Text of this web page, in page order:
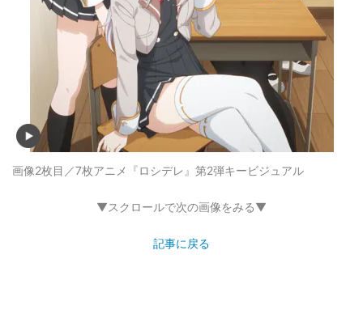
画像2枚目／7枚アニメ『ロシデレ』第2弾キービジュアル
▼スクロールで次の画像をみる▼
記事に戻る